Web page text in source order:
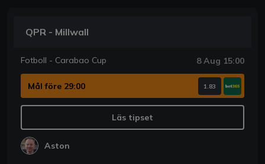
QPR - Millwall
Fotboll - Carabao Cup 8 Aug 15:00
Mål före 29:00 1.83
Läs tipset
Aston